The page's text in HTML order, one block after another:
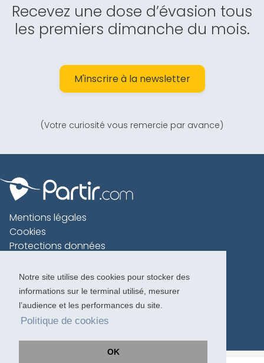
Notre site utilise des cookies pour stocker des
informations sur le terminal utilisé, mesurer
l’audience et les performances du site.
Politique de cookies
OK
Recevez une dose d’évasion tous
les premiers dimanche du mois.
M'inscrire à la newsletter
(Votre curiosité vous remercie par avance)
Mentions légales
Cookies
Protections données
Charte voyageur
Copyright 1996-2026